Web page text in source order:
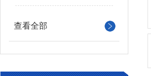
查看全部